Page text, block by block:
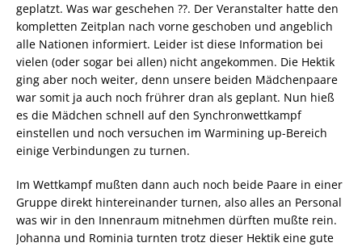
geplatzt. Was war geschehen ??. Der Veranstalter hatte den
kompletten Zeitplan nach vorne geschoben und angeblich
alle Nationen informiert. Leider ist diese Information bei
vielen (oder sogar bei allen) nicht angekommen. Die Hektik
ging aber noch weiter, denn unsere beiden Mädchenpaare
war somit ja auch noch frührer dran als geplant. Nun hieß
es die Mädchen schnell auf den Synchronwettkampf
einstellen und noch versuchen im Warmining up-Bereich
einige Verbindungen zu turnen.
Im Wettkampf mußten dann auch noch beide Paare in einer
Gruppe direkt hintereinander turnen, also alles an Personal
was wir in den Innenraum mitnehmen dürften mußte rein.
Johanna und Rominia turnten trotz dieser Hektik eine gute